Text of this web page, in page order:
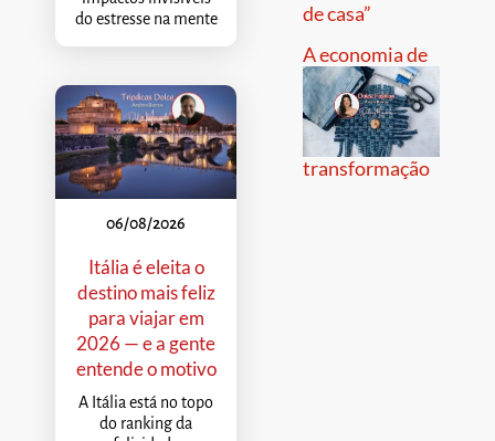
do estresse na mente
06/08/2026
Itália é eleita o
destino mais feliz
para viajar em
2026 — e a gente
entende o motivo
A Itália está no topo
do ranking da
de casa”
A economia de
transformação